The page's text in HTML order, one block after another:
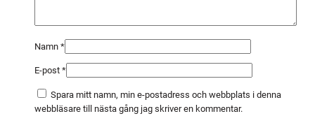
Namn *
E-post *
Spara mitt namn, min e-postadress och webbplats i denna
webbläsare till nästa gång jag skriver en kommentar.